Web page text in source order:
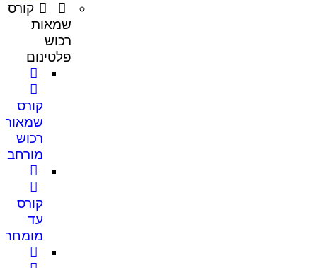
קורס
שמאות
רכוש
פלטינום
קורס
שמאות
רכוש
מורחב
קורס
עד
מומחה